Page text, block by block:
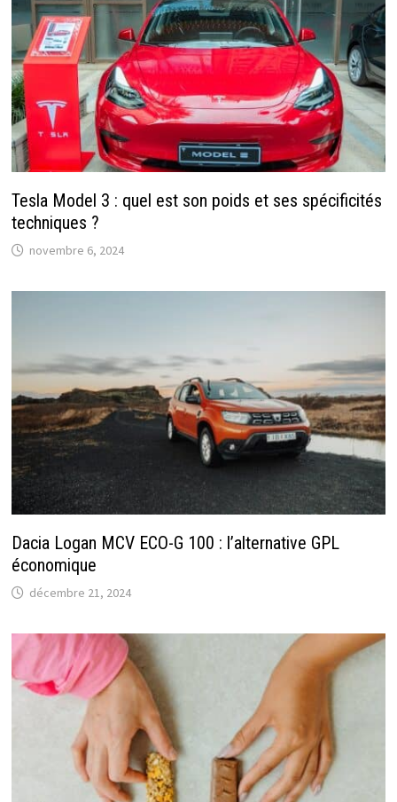
Tesla Model 3 : quel est son poids et ses spécificités
techniques ?
novembre 6, 2024
Dacia Logan MCV ECO-G 100 : l’alternative GPL
économique
décembre 21, 2024